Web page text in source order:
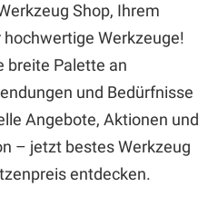
Shop, Ihrem
Werkzeuge!
breite Palette an
und Bedürfnisse
Angebote, Aktionen und
– jetzt bestes Werkzeug
entdecken.